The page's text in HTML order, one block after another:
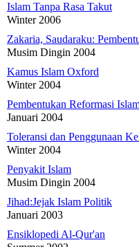
Islam Tanpa Rasa Takut
Winter 2006
Zakaria, Saudaraku:
Musim Dingin 2004
Kamus Islam Oxford
Winter 2004
Pembentukan Reformasi
Januari 2004
Toleransi dan Penggunaan
Winter 2004
Penyakit Islam
Musim Dingin 2004
Jihad:Jejak Islam Politik
Januari 2003
Ensiklopedi Al-Qur'an